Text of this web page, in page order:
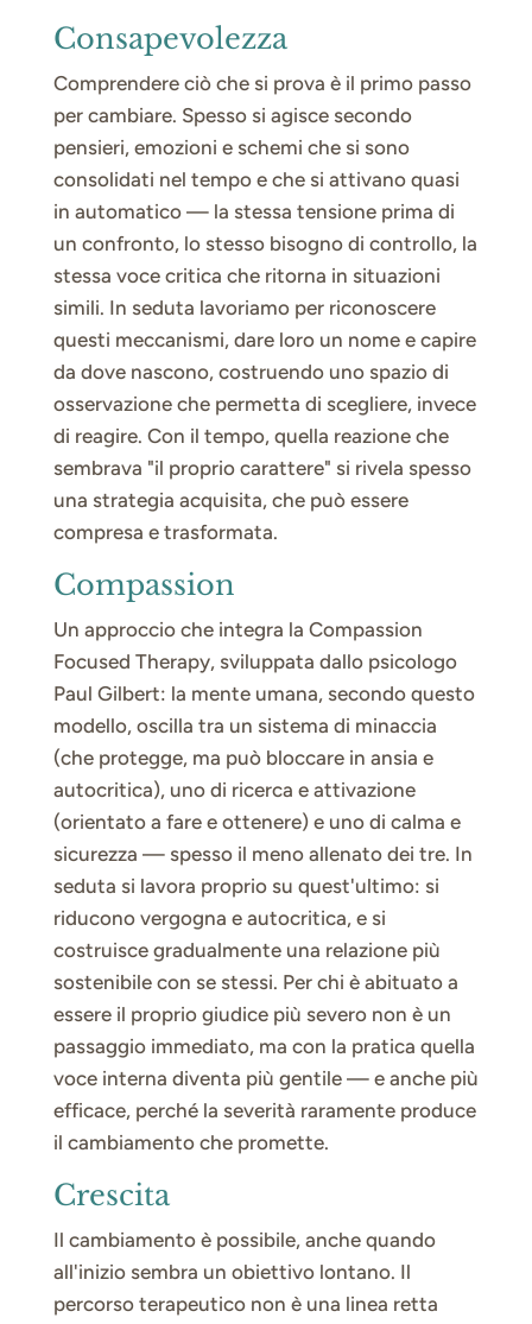
Consapevolezza
Comprendere ciò che si prova è il primo passo
per cambiare. Spesso si agisce secondo
pensieri, emozioni e schemi che si sono
consolidati nel tempo e che si attivano quasi
in automatico — la stessa tensione prima di
un confronto, lo stesso bisogno di controllo, la
stessa voce critica che ritorna in situazioni
simili. In seduta lavoriamo per riconoscere
questi meccanismi, dare loro un nome e capire
da dove nascono, costruendo uno spazio di
osservazione che permetta di scegliere, invece
di reagire. Con il tempo, quella reazione che
sembrava "il proprio carattere" si rivela spesso
una strategia acquisita, che può essere
compresa e trasformata.
Compassion
Un approccio che integra la Compassion
Focused Therapy, sviluppata dallo psicologo
Paul Gilbert: la mente umana, secondo questo
modello, oscilla tra un sistema di minaccia
(che protegge, ma può bloccare in ansia e
autocritica), uno di ricerca e attivazione
(orientato a fare e ottenere) e uno di calma e
sicurezza — spesso il meno allenato dei tre. In
seduta si lavora proprio su quest'ultimo: si
riducono vergogna e autocritica, e si
costruisce gradualmente una relazione più
sostenibile con se stessi. Per chi è abituato a
essere il proprio giudice più severo non è un
passaggio immediato, ma con la pratica quella
voce interna diventa più gentile — e anche più
efficace, perché la severità raramente produce
il cambiamento che promette.
Crescita
Il cambiamento è possibile, anche quando
all'inizio sembra un obiettivo lontano. Il
percorso terapeutico non è una linea retta